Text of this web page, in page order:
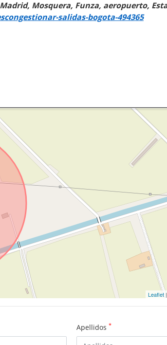
Mosquera, Funza, aeropuerto,
salidas-bogota-494365
Leaflet
Apellidos *